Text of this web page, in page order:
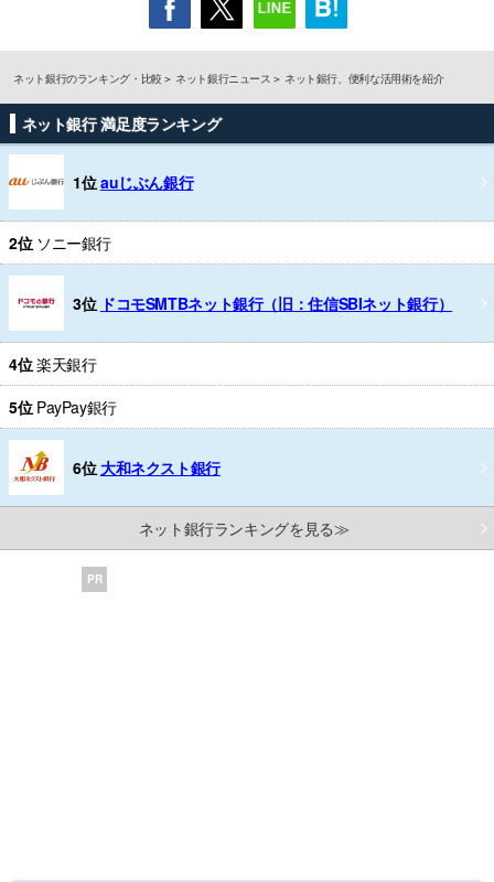
ネット銀行のランキング・比較 ネット銀行ニュース ネット銀行、便利な活用術を紹介
ネット銀行 満足度ランキング
1位auじぶん銀行
2位 ソニー銀行
3位 ドコモSMTBネット銀行（旧：住信SBIネット銀行）
4位楽天銀行
5位 PayPay銀行
6位 大和ネクスト銀行
ネット銀行ランキングを見る≫
PR